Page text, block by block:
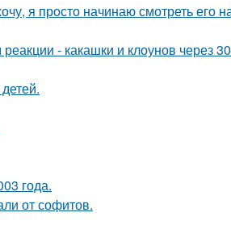
я просто начинаю смотреть его
- какашки и клоунов через
года.
от софитов.